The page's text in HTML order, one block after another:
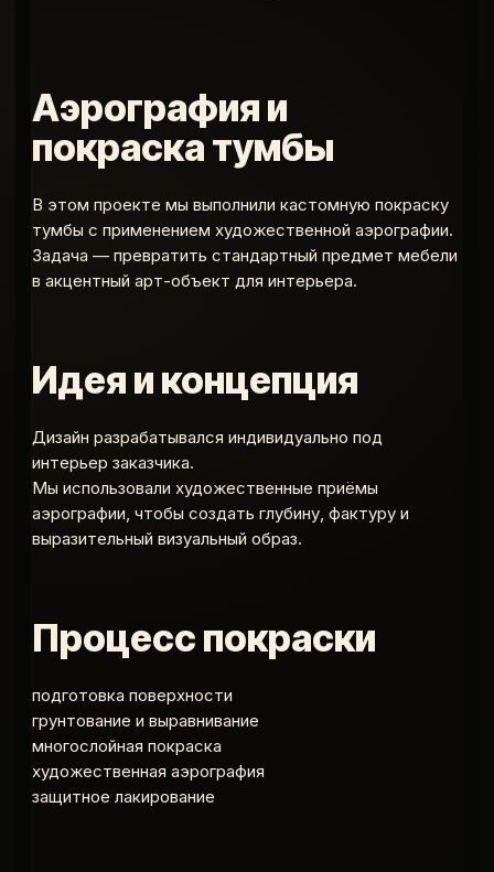
Аэрография и
покраска тумбы
В этом проекте мы выполнили кастомную покраску
тумбы с применением художественной аэрографии.
Задача — превратить стандартный предмет мебели
в акцентный арт-объект для интерьера.
Идея и концепция
Дизайн разрабатывался индивидуально под
интерьер заказчика.
Мы использовали художественные приёмы
аэрографии, чтобы создать глубину, фактуру и
выразительный визуальный образ.
Процесс покраски
подготовка поверхности
грунтование и выравнивание
многослойная покраска
художественная аэрография
защитное лакирование